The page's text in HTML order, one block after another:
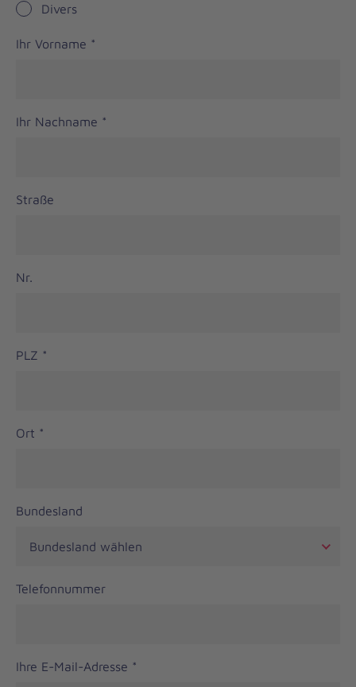
Divers
Ihr Vorname *
Ihr Nachname *
Straße
Nr.
PLZ *
Ort *
Bundesland
Telefonnummer
Ihre E-Mail-Adresse *